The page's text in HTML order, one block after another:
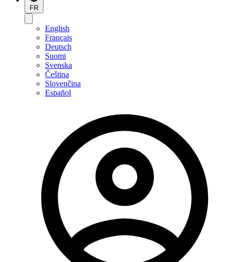
FR
English
Français
Deutsch
Suomi
Svenska
Čeština
Slovenčina
Español